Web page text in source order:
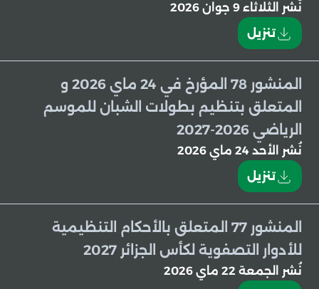
نُشر
الثلاثاء 9 جوان 2026
تنزيل
المنشور 78 المؤرخ في 24 ماي 2026 و
المتعلق بتنظيم بطولات الشبان للموسم
الرياضي 2026-2027
نُشر
الأحد 24 ماي 2026
تنزيل
المنشور 77 المتعلق بالأحكام التنظيمية
للأدوار التصفوية لكأس الجزائر 2027
نُشر
الجمعة 22 ماي 2026